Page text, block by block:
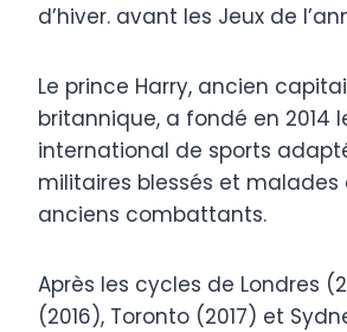
d’hiver. avant les Jeux de
Le prince Harry, ancien
britannique, a fondé en 2014
international de sports
militaires blessés et malades
anciens combattants.
Après les cycles de Londres
(2016), Toronto (2017) et